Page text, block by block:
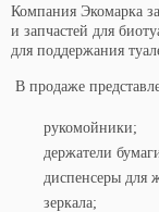
Компания Экомарка
и запчастей для
для поддержания
В продаже
рукомойники;
держатели
диспенсеры для
зеркала;